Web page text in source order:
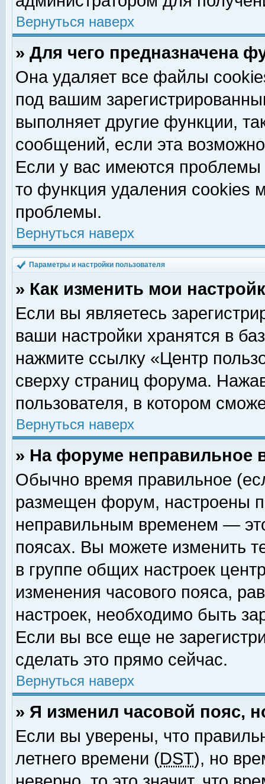
Вернуться наверх
» Для чего предназначена
Она удаляет все файлы
под вашим
выполняет другие функции,
сообщений, если эта
Если у вас имеются
то функция удаления cookies
проблемы.
Вернуться наверх
Параметры и настройки пользователя
» Как изменить мои
Если вы являетесь
ваши настройки хранятся в
нажмите ссылку «Центр
сверху страниц форума.
пользователя, в котором
Вернуться наверх
» На форуме неправильное
Обычно время правильное
размещен форум, настроены
неправильным временем —
поясах. Вы можете изменить
в группе общих настроек
изменения часового пояса,
настроек, необходимо быть
Если вы все еще не
сделать это прямо сейчас.
Вернуться наверх
» Я изменил часовой пояс,
Если вы уверены, что
летнего времени (DST), но